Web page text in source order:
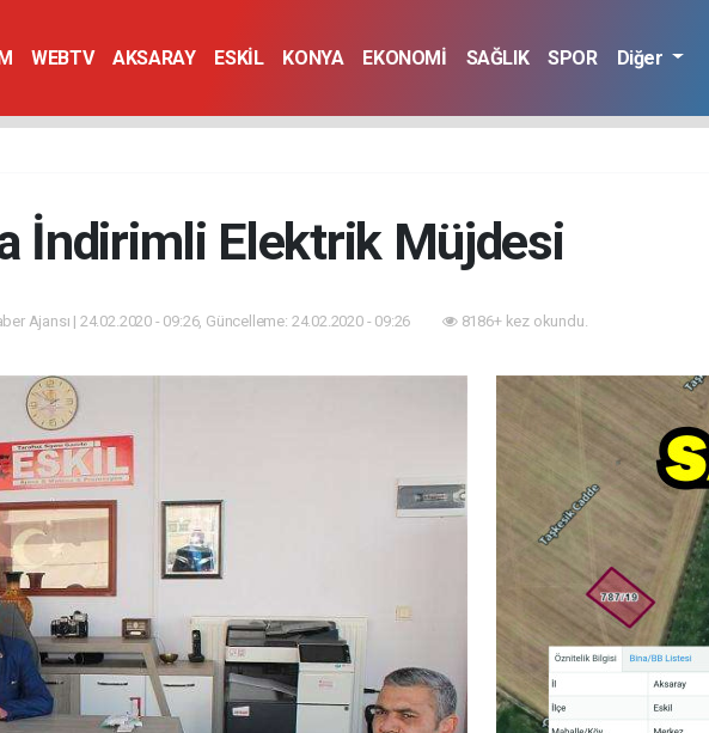
WEBTV AKSARAY ESKİL KONYA EKONOMİ SAĞLIK SPOR Diğer
İndirimli Elektrik Müjdesi
Ajansı | 24.02.2020 - 09:26, Güncelleme: 24.02.2020 - 09:26 8186+ kez okundu.